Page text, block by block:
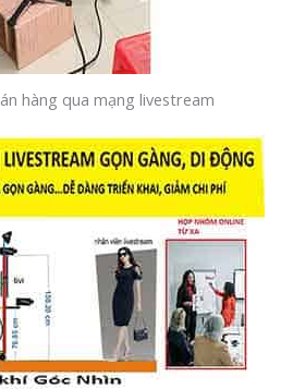
hàng qua mạng livestream